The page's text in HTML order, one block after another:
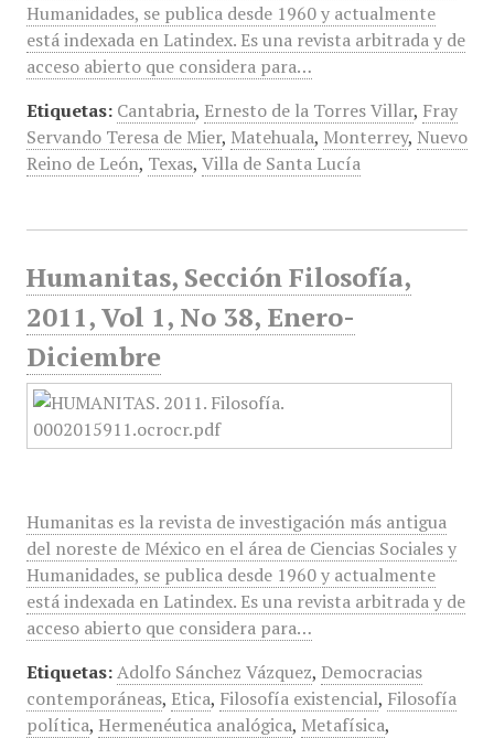
Humanidades, se publica desde 1960 y actualmente
está indexada en Latindex. Es una revista arbitrada y de
acceso abierto que considera para…
Etiquetas: Cantabria, Ernesto de la Torres Villar, Fray
Servando Teresa de Mier, Matehuala, Monterrey, Nuevo
Reino de León, Texas, Villa de Santa Lucía
Humanitas, Sección Filosofía,
2011, Vol 1, No 38, Enero-
Diciembre
Humanitas es la revista de investigación más antigua
del noreste de México en el área de Ciencias Sociales y
Humanidades, se publica desde 1960 y actualmente
está indexada en Latindex. Es una revista arbitrada y de
acceso abierto que considera para…
Etiquetas: Adolfo Sánchez Vázquez, Democracias
contemporáneas, Etica, Filosofía existencial, Filosofía
política, Hermenéutica analógica, Metafísica,